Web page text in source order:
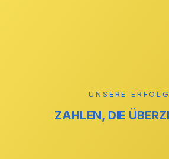
UNSERE
ZAHLEN, DIE